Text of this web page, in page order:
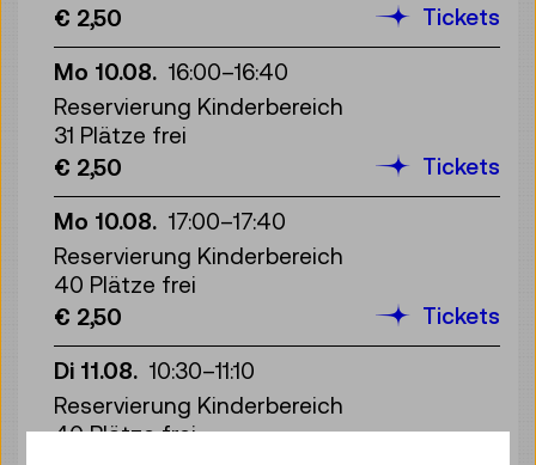
€ 2,50
Tickets
Mo 10.08. 16:00–16:40
Reservierung Kinderbereich
31 Plätze frei
€ 2,50
Tickets
Mo 10.08. 17:00–17:40
Reservierung Kinderbereich
40 Plätze frei
€ 2,50
Tickets
Di 11.08. 10:30–11:10
Reservierung Kinderbereich
40 Plätze frei